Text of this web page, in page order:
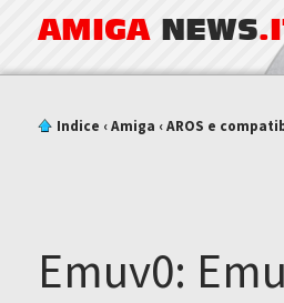
AMIGA NEWS
Indice ‹Amiga ‹AROS e
Emuv0: